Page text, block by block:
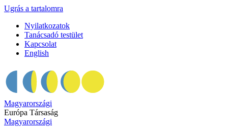
Ugrás a tartalomra
Nyilatkozatok
Tanácsadó testület
Kapcsolat
English
Magyarországi
Európa Társaság
Magyarországi